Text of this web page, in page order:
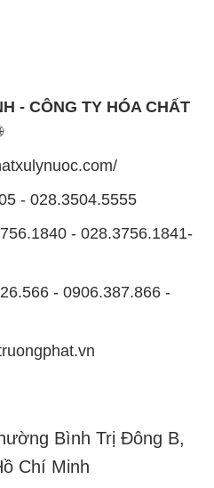
- CÔNG TY HÓA CHẤT
- 028.3504.5555
- 028.3756.1841-
- 0906.387.866 -
Bình Trị Đông B,
Chí Minh